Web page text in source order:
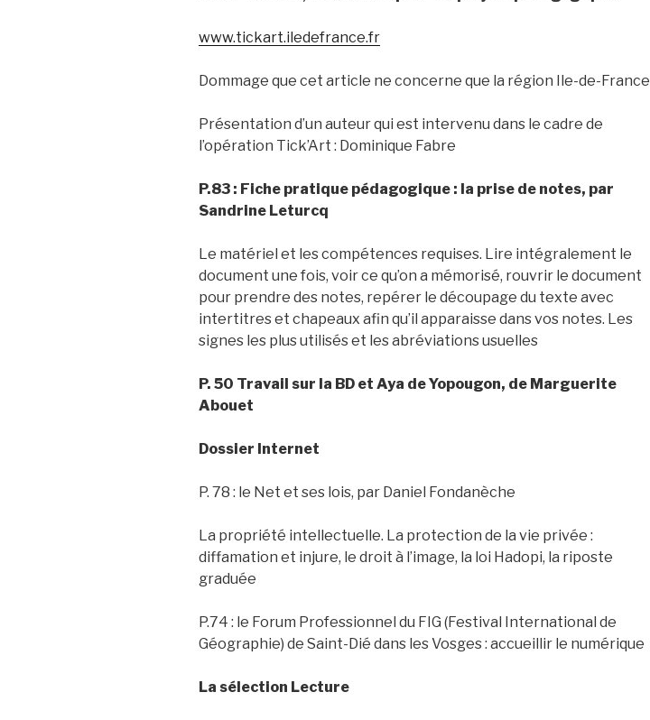
www.tickart.iledefrance.fr
Dommage que cet article ne concerne que la région Ile-de-France
Présentation d’un auteur qui est intervenu dans le cadre de
l’opération Tick’Art : Dominique Fabre
P.83 : Fiche pratique pédagogique : la prise de notes, par
Sandrine Leturcq
Le matériel et les compétences requises. Lire intégralement le
document une fois, voir ce qu’on a mémorisé, rouvrir le document
pour prendre des notes, repérer le découpage du texte avec
intertitres et chapeaux afin qu’il apparaisse dans vos notes. Les
signes les plus utilisés et les abréviations usuelles
P. 50 Travail sur la BD et Aya de Yopougon, de Marguerite
Abouet
Dossier Internet
P. 78 : le Net et ses lois, par Daniel Fondanèche
La propriété intellectuelle. La protection de la vie privée :
diffamation et injure, le droit à l’image, la loi Hadopi, la riposte
graduée
P.74 : le Forum Professionnel du FIG (Festival International de
Géographie) de Saint-Dié dans les Vosges : accueillir le numérique
La sélection Lecture